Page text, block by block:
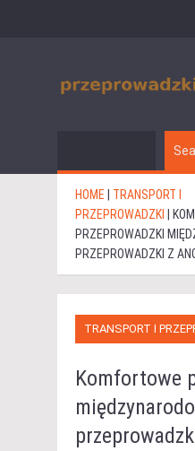
HOME
TRANSPORT I
PRZEPROWADZKI
PRZEPROWADZKI
PRZEPROWADZKI Z
TRANSPORT I
Komfortowe